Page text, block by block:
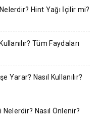
Hint Yağı İçilir mi?
Tüm Faydaları
Nasıl Kullanılır?
Nasıl Önlenir?